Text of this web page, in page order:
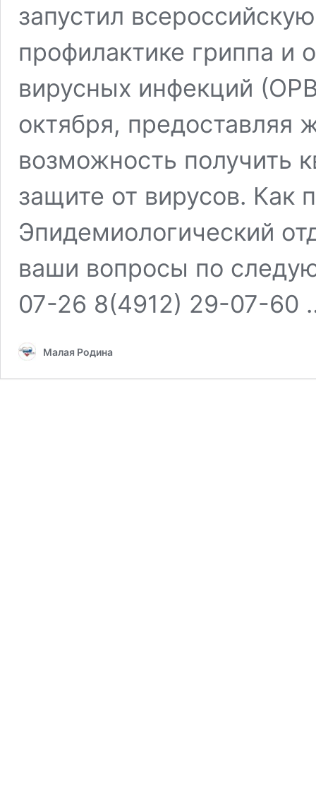
запустил
профилактике гриппа и
вирусных инфекций
октября, предоставляя
возможность получить
защите от вирусов. Как
Эпидемиологический
ваши вопросы по
07-26 8(4912) 29-07-60
Малая Родина